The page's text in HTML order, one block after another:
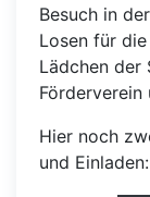
Besuch in
Losen für
Lädchen der
Förderverein
Hier noch
und Einladen: